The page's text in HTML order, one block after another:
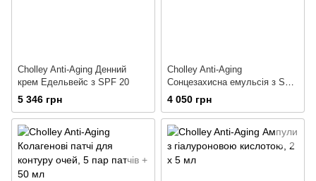
Cholley Anti-Aging Денний
крем Едельвейс з SPF 20
5 346 грн
Cholley Anti-Aging
Сонцезахисна емульсія з SPF
50
4 050 грн